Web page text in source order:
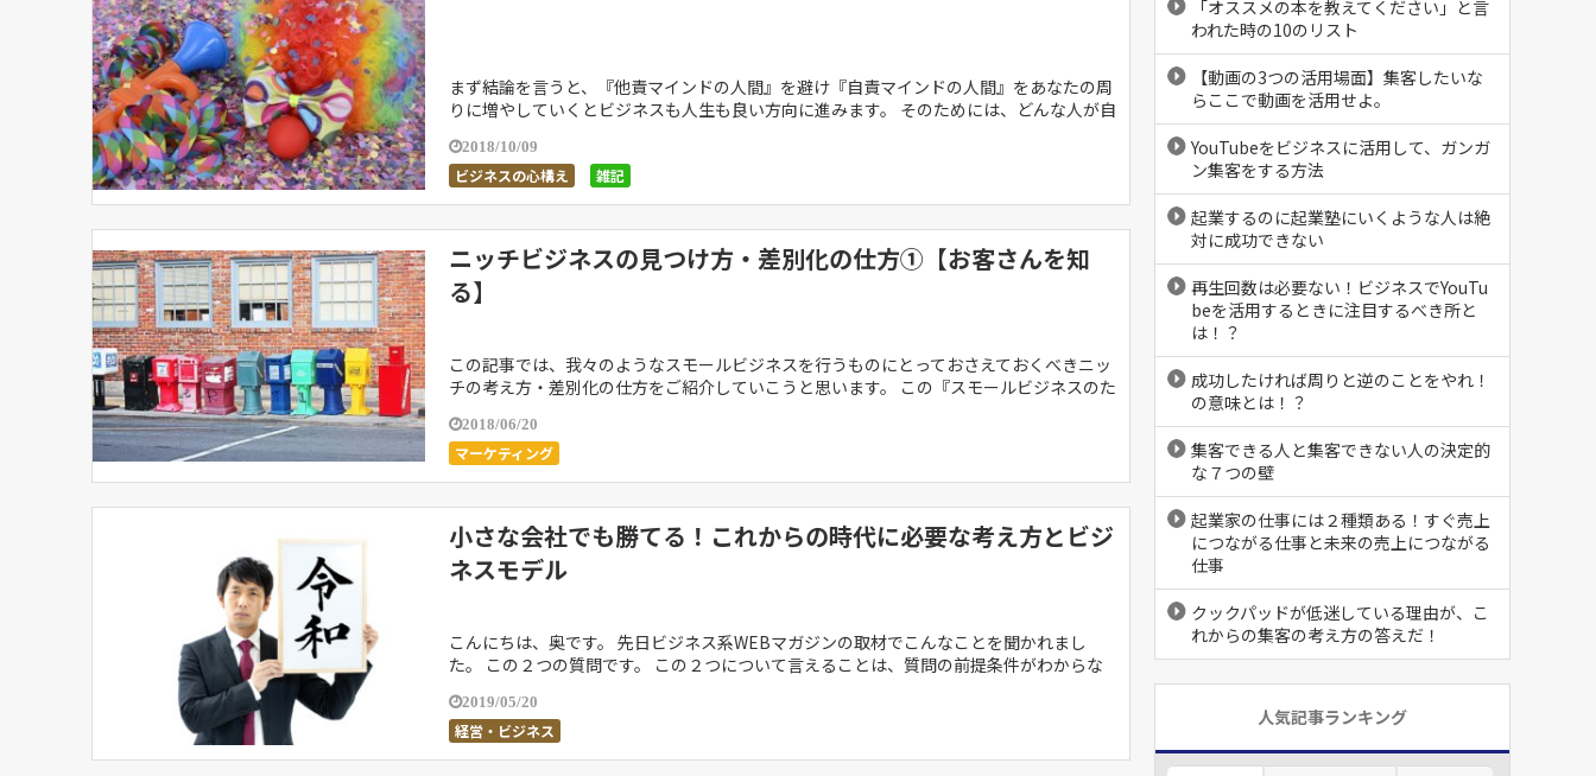
まず結論を言うと、『他責マインドの人間』を避け『自責マインドの人間』をあなたの周
りに増やしていくとビジネスも人生も良い方向に進みます。 そのためには、どんな人が自
2018/10/09
ビジネスの心構え 雑記
ニッチビジネスの見つけ方・差別化の仕方①【お客さんを知
る】
この記事では、我々のようなスモールビジネスを行うものにとっておさえておくべきニッ
チの考え方・差別化の仕方をご紹介していこうと思います。 この『スモールビジネスのた
2018/06/20
マーケティング
小さな会社でも勝てる！これからの時代に必要な考え方とビジ
ネスモデル
こんにちは、奥です。 先日ビジネス系WEBマガジンの取材でこんなことを聞かれまし
た。 この２つの質問です。 この２つについて言えることは、質問の前提条件がわからな
2019/05/20
経営・ビジネス
「オススメの本を教えてください」と言
われた時の10のリスト
【動画の3つの活用場面】集客したいな
らここで動画を活用せよ。
YouTubeをビジネスに活用して、ガンガ
ン集客をする方法
起業するのに起業塾にいくような人は絶
対に成功できない
再生回数は必要ない！ビジネスでYouTu
beを活用するときに注目するべき所と
は！？
成功したければ周りと逆のことをやれ！
の意味とは！？
集客できる人と集客できない人の決定的
な７つの壁
起業家の仕事には２種類ある！すぐ売上
につながる仕事と未来の売上につながる
仕事
クックパッドが低迷している理由が、こ
れからの集客の考え方の答えだ！
人気記事ランキング